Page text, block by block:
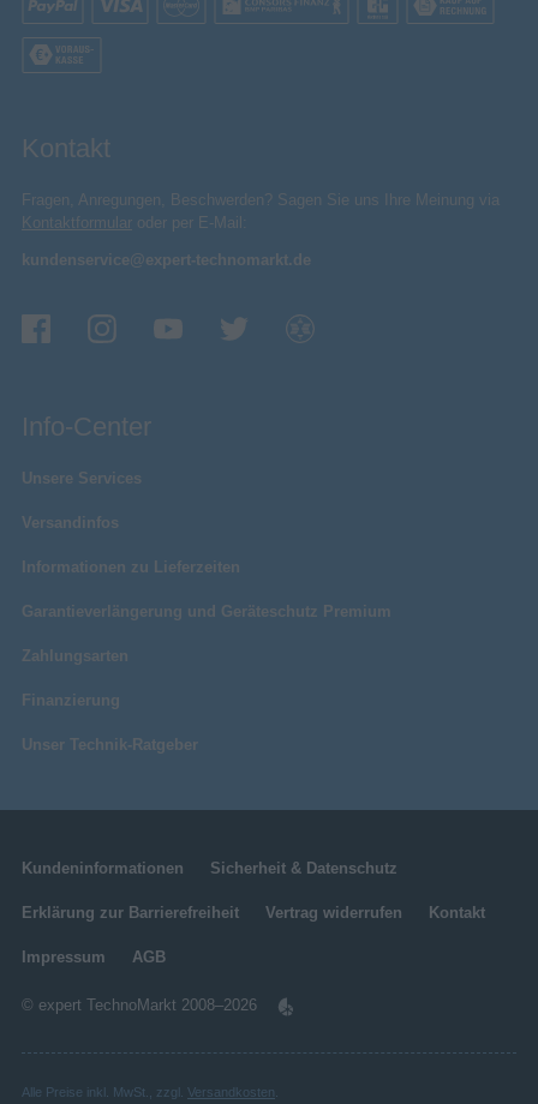
Kontakt
Fragen, Anregungen, Beschwerden? Sagen Sie uns Ihre Meinung via
Kontaktformular oder per E-Mail:
kundenservice@expert-technomarkt.de
Info-Center
Unsere Services
Versandinfos
Informationen zu Lieferzeiten
Garantieverlängerung und Geräteschutz Premium
Zahlungsarten
Finanzierung
Unser Technik-Ratgeber
Kundeninformationen Sicherheit & Datenschutz
Erklärung zur Barrierefreiheit Vertrag widerrufen Kontakt
Impressum AGB
© expert TechnoMarkt 2008–2026
Alle Preise inkl. MwSt., zzgl. Versandkosten